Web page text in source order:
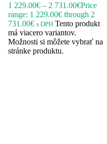
1 229.00€ – 2 731.00€Price
range: 1 229.00€ through 2
731.00€ s DPH Tento produkt
má viacero variantov.
Možnosti si môžete vybrať na
stránke produktu.